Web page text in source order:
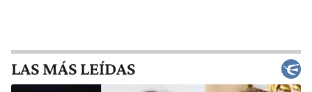
LAS MÁS LEÍDAS